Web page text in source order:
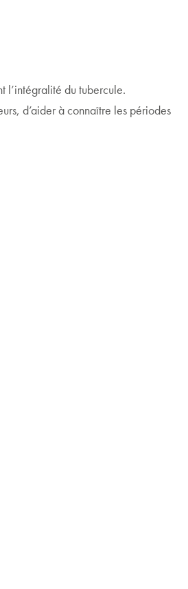
l’intégralité du tubercule.
d’aider à connaître les périodes